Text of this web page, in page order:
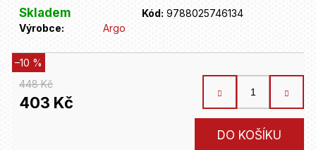
Skladem Kód: 9788025746134
Výrobce:
Argo
448 Kč
–10 %
403 Kč
DO KOŠÍKU
?
HLEDAT